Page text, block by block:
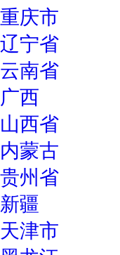
重庆市
辽宁省
云南省
广西
山西省
内蒙古
贵州省
新疆
天津市